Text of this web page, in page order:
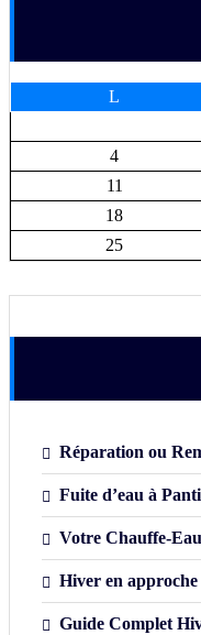
L
4
11
18
25
Réparation ou
Fuite d’eau à
Votre Chauffe-
Hiver en approche
Guide Complet